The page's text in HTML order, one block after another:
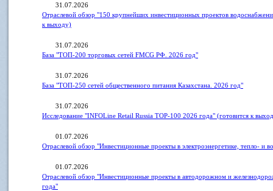
31.07.2026
Отраслевой обзор "150 крупнейших инвестиционных проектов
к выходу)
31.07.2026
База "ТОП-200 торговых сетей FMCG РФ. 2026 год"
31.07.2026
База "ТОП-250 сетей общественного питания Казахстана. 2026 год"
31.07.2026
Исследование "INFOLine Retail Russia ТOP-100 2026 года" (готовится к
01.07.2026
Отраслевой обзор "Инвестиционные проекты в электроэнергетике, тепло-
01.07.2026
Отраслевой обзор "Инвестиционные проекты в автодорожном и
года"